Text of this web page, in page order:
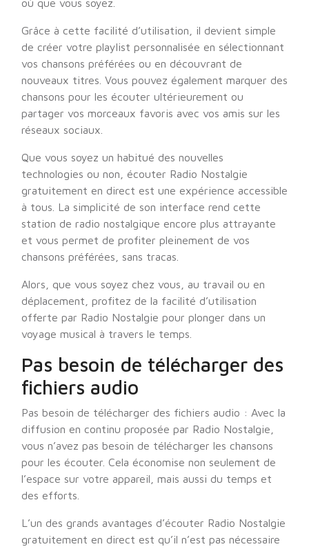
où que vous soyez.
Grâce à cette facilité d’utilisation, il devient simple
de créer votre playlist personnalisée en sélectionnant
vos chansons préférées ou en découvrant de
nouveaux titres. Vous pouvez également marquer des
chansons pour les écouter ultérieurement ou
partager vos morceaux favoris avec vos amis sur les
réseaux sociaux.
Que vous soyez un habitué des nouvelles
technologies ou non, écouter Radio Nostalgie
gratuitement en direct est une expérience accessible
à tous. La simplicité de son interface rend cette
station de radio nostalgique encore plus attrayante
et vous permet de profiter pleinement de vos
chansons préférées, sans tracas.
Alors, que vous soyez chez vous, au travail ou en
déplacement, profitez de la facilité d’utilisation
offerte par Radio Nostalgie pour plonger dans un
voyage musical à travers le temps.
Pas besoin de télécharger des
fichiers audio
Pas besoin de télécharger des fichiers audio : Avec la
diffusion en continu proposée par Radio Nostalgie,
vous n’avez pas besoin de télécharger les chansons
pour les écouter. Cela économise non seulement de
l’espace sur votre appareil, mais aussi du temps et
des efforts.
L’un des grands avantages d’écouter Radio Nostalgie
gratuitement en direct est qu’il n’est pas nécessaire